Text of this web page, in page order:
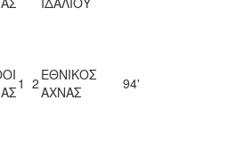
1 2 ΕΘΝΙΚΟΣ
ΑΧΝΑΣ
94'